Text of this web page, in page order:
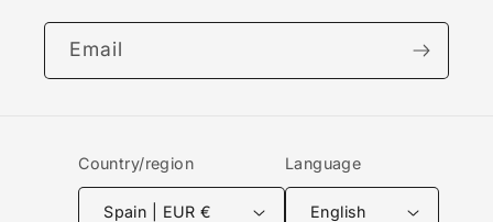
Email
Country/region
Spain | EUR €
Language
English